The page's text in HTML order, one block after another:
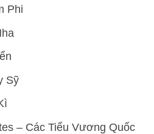
Phi
Sỹ
– Các Tiểu Vương Quốc